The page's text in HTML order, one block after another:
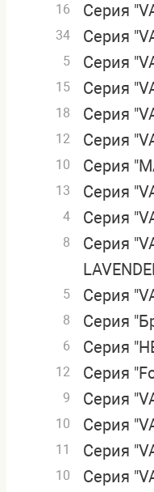
16 Серия
34 Серия
5 Серия
15 Серия
18 Серия
12 Серия
10 Серия
13 Серия
4 Серия
8
Серия
5 Серия
8 Серия
6 Серия
12 Серия
9 Серия
10 Серия
11 Серия
10
Серия